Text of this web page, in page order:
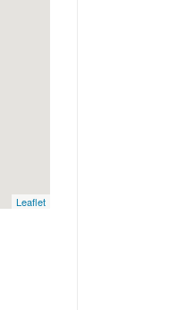
Leaflet